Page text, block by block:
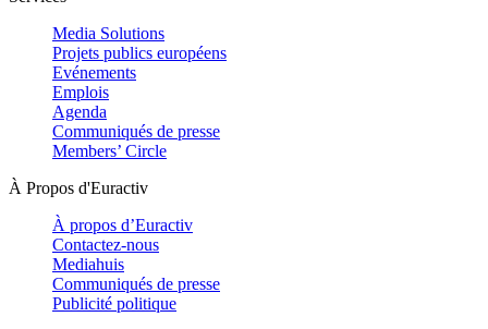
Media Solutions
Projets publics européens
Evénements
Emplois
Agenda
Communiqués de presse
Members’ Circle
À Propos d'Euractiv
À propos d’Euractiv
Contactez-nous
Mediahuis
Communiqués de presse
Publicité politique